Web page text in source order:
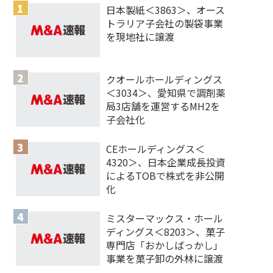
日本製紙＜3863＞、オース
トラリア子会社の製袋事業
を現地社に譲渡
クオールホールディングス
＜3034＞、愛知県で調剤薬
局3店舗を運営するMH2を
子会社化
CEホールディングス＜
4320＞、日本企業成長投資
によるTOBで株式を非公開
化
ミスターマックス・ホール
ディングス＜8203＞、菓子
専門店「おかしばっかし」
事業を菓子卸の外林に譲渡